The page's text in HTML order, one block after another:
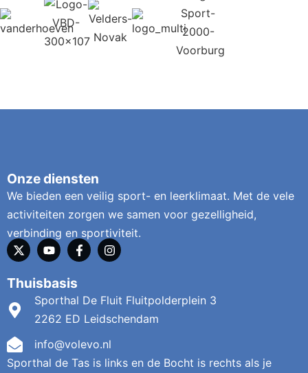
Onze diensten
We bieden een veilig sport- en leerklimaat. Met de vele
activiteiten zorgen we samen voor gezelligheid,
verbinding en sportiviteit.
Thuisbasis
Sporthal De Fluit Fluitpolderplein 3
2262 ED Leidschendam
info@volevo.nl
Sporthal de Tas is links en de Bocht is rechts als je